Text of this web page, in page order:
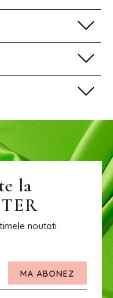
la
noutati
MA ABONEZ